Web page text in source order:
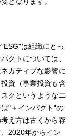
は組織にとっ
クトについては、
ガティブな影響に
資（事業投資も含
クというような二
"＋インパクト"の
え方は古くから存
2020年からイン